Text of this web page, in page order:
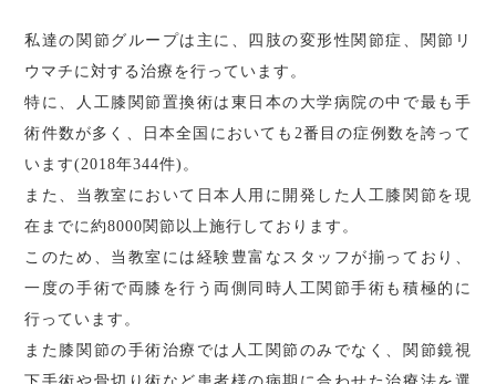
私達の関節グループは主に、四肢の変形性関節症、関節リ
ウマチに対する治療を行っています。
特に、人工膝関節置換術は東日本の大学病院の中で最も手
術件数が多く、日本全国においても2番目の症例数を誇って
います(2018年344件)。
また、当教室において日本人用に開発した人工膝関節を現
在までに約8000関節以上施行しております。
このため、当教室には経験豊富なスタッフが揃っており、
一度の手術で両膝を行う両側同時人工関節手術も積極的に
行っています。
また膝関節の手術治療では人工関節のみでなく、関節鏡視